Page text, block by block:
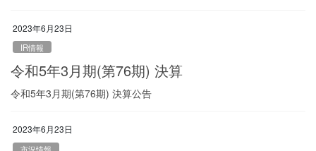
2023年6月23日
IR情報
令和5年3月期(第76期) 決算
令和5年3月期(第76期) 決算公告
2023年6月23日
市況情報